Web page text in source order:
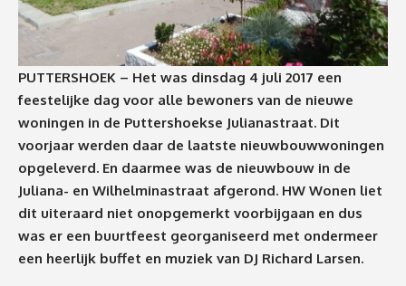
PUTTERSHOEK – Het was dinsdag 4 juli 2017 een
feestelijke dag voor alle bewoners van de nieuwe
woningen in de Puttershoekse Julianastraat. Dit
voorjaar werden daar de laatste nieuwbouwwoningen
opgeleverd. En daarmee was de nieuwbouw in de
Juliana- en Wilhelminastraat afgerond. HW Wonen liet
dit uiteraard niet onopgemerkt voorbijgaan en dus
was er een buurtfeest georganiseerd met ondermeer
een heerlijk buffet en muziek van DJ Richard Larsen.